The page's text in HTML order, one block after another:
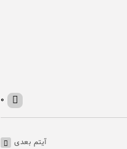
۰
آیتم بعدی